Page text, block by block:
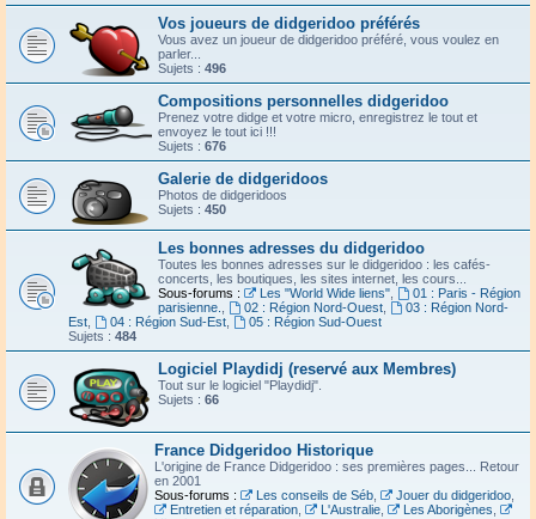
Vos joueurs de didgeridoo préférés
Vous avez un joueur de didgeridoo préféré, vous voulez en
parler...
Sujets : 496
Compositions personnelles didgeridoo
Prenez votre didge et votre micro, enregistrez le tout et
envoyez le tout ici !!!
Sujets : 676
Galerie de didgeridoos
Photos de didgeridoos
Sujets : 450
Les bonnes adresses du didgeridoo
Toutes les bonnes adresses sur le didgeridoo : les cafés-
concerts, les boutiques, les sites internet, les cours...
Sous-forums :
Les "World Wide liens",
01 : Paris - Région
parisienne.
02 : Région Nord-Ouest,
03 : Région Nord-
Est
04 : Région Sud-Est,
05 : Région Sud-Ouest
Sujets : 484
Logiciel Playdidj (reservé aux Membres)
Tout sur le logiciel "Playdidj".
Sujets : 66
France Didgeridoo Historique
L'origine de France Didgeridoo : ses premières pages... Retour
en 2001
Sous-forums :
Les conseils de Séb, Jouer du didgeridoo,
Entretien et réparation, L'Australie, Les Aborigènes